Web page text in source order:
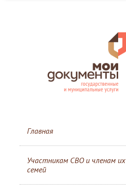
Главная
Участникам СВО и членам их
семей